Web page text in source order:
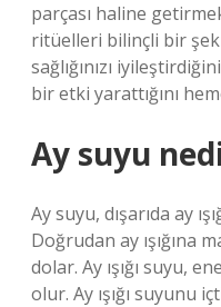
parçası haline
ritüelleri bilinçli bir
sağlığınızı
bir etki yarattığını
Ay suyu
Ay suyu, dışarıda ay
Doğrudan ay ışığına
dolar. Ay ışığı suyu,
olur. Ay ışığı suyunu